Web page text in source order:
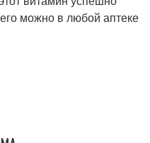
можно в любой аптеке